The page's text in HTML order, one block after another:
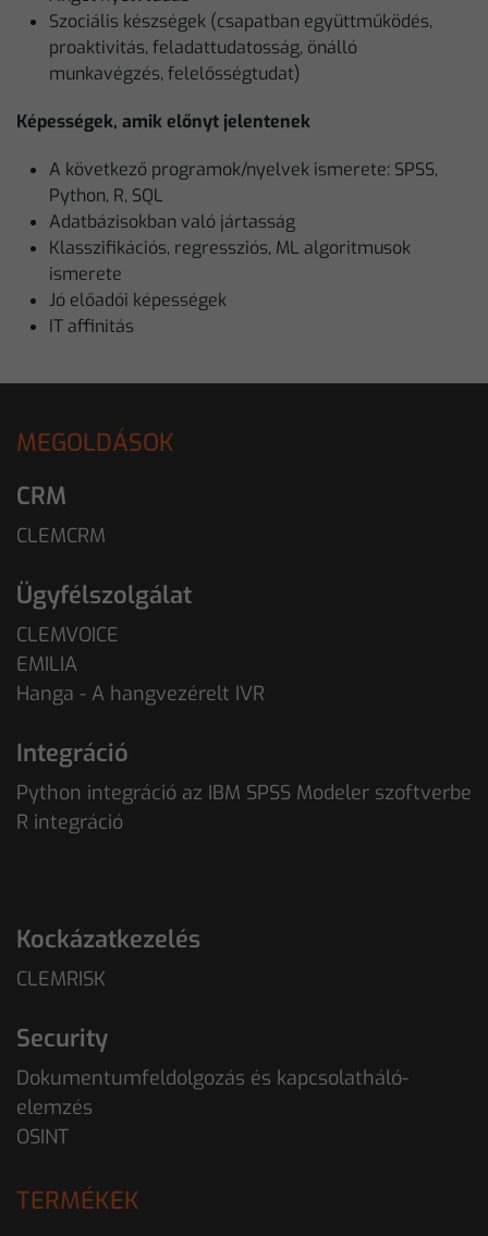
Szociális készségek (csapatban együttműködés,
proaktivitás, feladattudatosság, önálló
munkavégzés, felelősségtudat)
Képességek, amik előnyt jelentenek
A következő programok/nyelvek ismerete: SPSS,
Python, R, SQL
Adatbázisokban való jártasság
Klasszifikációs, regressziós, ML algoritmusok
ismerete
Jó előadói képességek
IT affinitás
MEGOLDÁSOK
CRM
CLEMCRM
Ügyfélszolgálat
CLEMVOICE
EMILIA
Hanga - A hangvezérelt IVR
Integráció
Python integráció az IBM SPSS Modeler szoftverbe
R integráció
Kockázatkezelés
CLEMRISK
Security
Dokumentumfeldolgozás és kapcsolatháló-
elemzés
OSINT
TERMÉKEK